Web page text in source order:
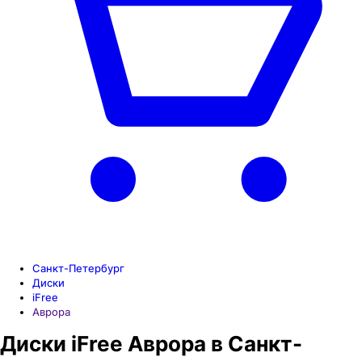
Санкт-Петербург
Диски
iFree
Аврора
Диски iFree Аврора в Санкт-